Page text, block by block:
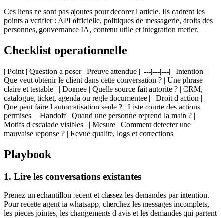
Ces liens ne sont pas ajoutes pour decorer l article. Ils cadrent les
points a verifier : API officielle, politiques de messagerie, droits des
personnes, gouvernance IA, contenu utile et integration metier.
Checklist operationnelle
| Point | Question a poser | Preuve attendue | |---|---|---| | Intention |
Que veut obtenir le client dans cette conversation ? | Une phrase
claire et testable | | Donnee | Quelle source fait autorite ? | CRM,
catalogue, ticket, agenda ou regle documentee | | Droit d action |
Que peut faire l automatisation seule ? | Liste courte des actions
permises | | Handoff | Quand une personne reprend la main ? |
Motifs d escalade visibles | | Mesure | Comment detecter une
mauvaise reponse ? | Revue qualite, logs et corrections |
Playbook
1. Lire les conversations existantes
Prenez un echantillon recent et classez les demandes par intention.
Pour recette agent ia whatsapp, cherchez les messages incomplets,
les pieces jointes, les changements d avis et les demandes qui partent